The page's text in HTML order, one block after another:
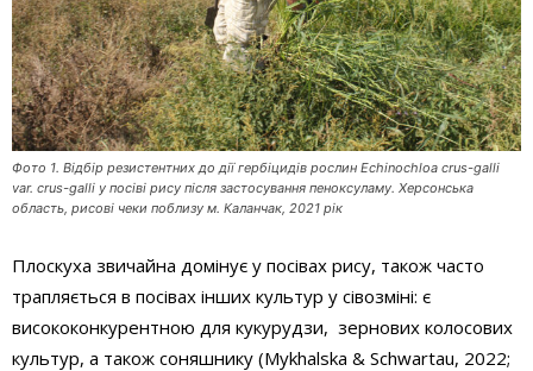
Фото 1. Відбір резистентних до дії гербіцидів рослин Echinochloa crus-galli
var. crus-galli у посіві рису після застосування пеноксуламу. Херсонська
область, рисові чеки поблизу м. Каланчак, 2021 рік
Плоскуха звичайна домінує у посівах рису, також часто
трапляється в посівах інших культур у сівозміні: є
висококонкурентною для кукурудзи, зернових колосових
культур, а також соняшнику (Mykhalska & Schwartau, 2022;